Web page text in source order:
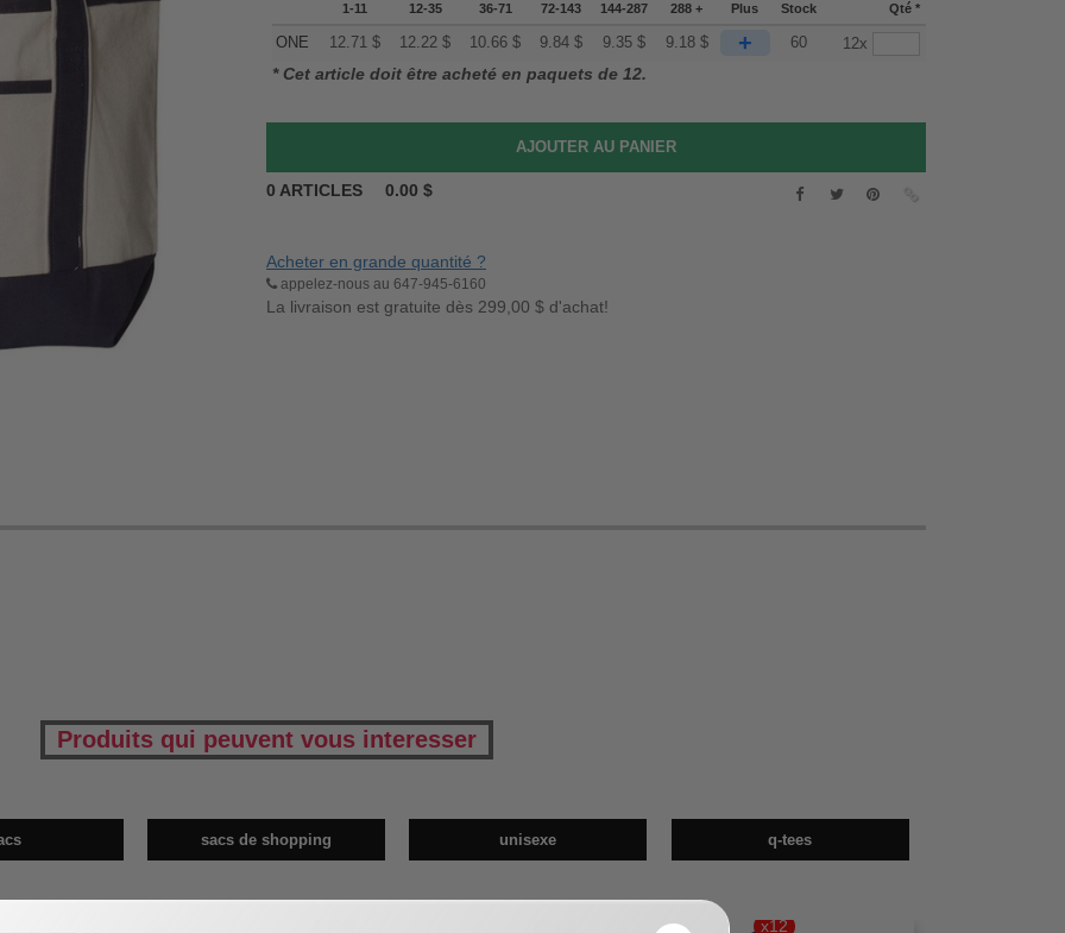
1-11 12-35 36-71 72-143 144-287 288 + Plus Stock Qté *
ONE 12.71 $ 12.22 $ 10.66 $ 9.84 $ 9.35 $ 9.18 $ + 60 12x
* Cet article doit être acheté en paquets de 12.
0 ARTICLES 0.00 $
Acheter en grande quantité ?
appelez-nous au 647-945-6160
La livraison est gratuite dès 299,00 $ d'achat!
Produits qui peuvent vous interesser
sacs de shopping unisexe q-tees
x12